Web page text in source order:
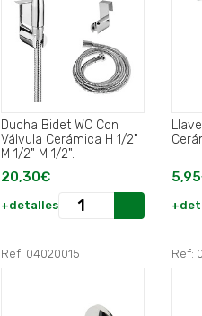
Ducha Bidet WC Con
Válvula Cerámica H 1/2"
M 1/2" M 1/2".
20,30€
+detalles
Ref: 04020015 Ref: